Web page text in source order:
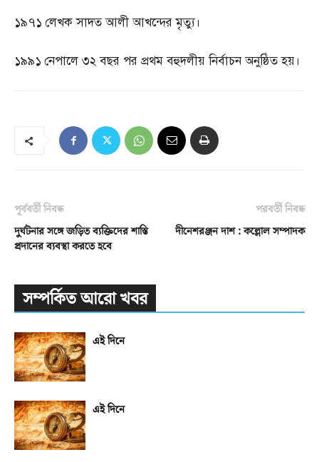
১৯৭১ লেখক সাদত আলী আখন্দের মৃত্যু।
১৯৯১ নেপালে ৩২ বছর পর প্রথম বহুদলীয় নির্বাচন অনুষ্ঠিত হয়।
পূর্ববর্তী নিবন্ধ
দুর্ঘটনার সঙ্গে জড়িত ব্যক্তিদের শাস্তি
প্রদানের ব্যবস্থা করতে হবে
পরবর্তী নিবন্ধ
দীনেশরঞ্জন দাশ : কল্লোল সম্পাদক
সম্পর্কিত আরো খবর
এই দিনে
এই দিনে